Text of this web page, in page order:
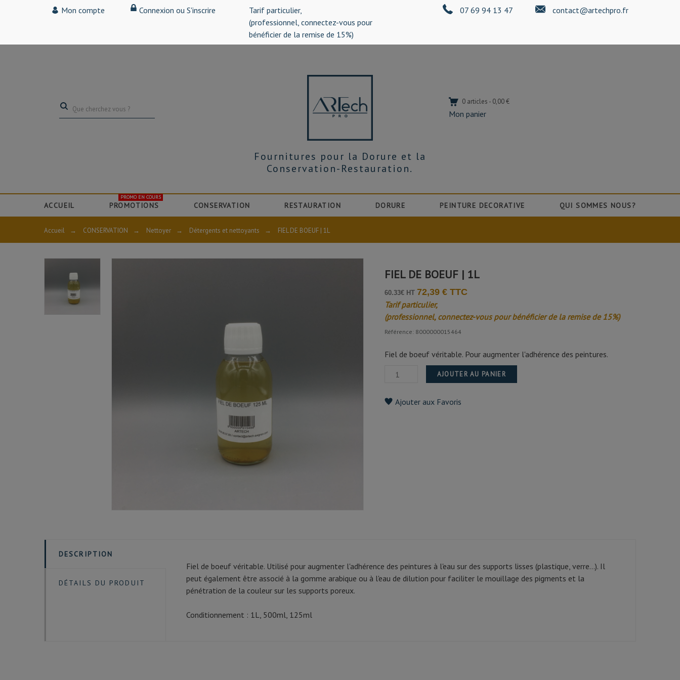
Mon compte Connexion ou S'inscrire
Tarif particulier,
(professionnel, connectez-vous pour
bénéficier de la remise de 15%)
07 69 94 13 47 contact@artechpro.fr
0 articles - 0,00 €
Mon panier
Fournitures pour la Dorure et la
Conservation-Restauration.
ACCUEIL PROMOTIONS
PROMO EN COURS
CONSERVATION RESTAURATION DORURE PEINTURE DECORATIVE QUI SOMMES NOUS?
Accueil → CONSERVATION → Nettoyer → Détergents et nettoyants → FIEL DE BOEUF | 1L
FIEL DE BOEUF | 1L
60.33€ HT 72,39 € TTC
Tarif particulier,
(professionnel, connectez-vous pour bénéficier de la remise de 15%)
Référence: 8000000015464
Fiel de boeuf véritable. Pour augmenter l'adhérence des peintures.
AJOUTER AU PANIER
Ajouter aux Favoris
DESCRIPTION
DÉTAILS DU PRODUIT
Fiel de boeuf véritable. Utilisé pour augmenter l'adhérence des peintures à l'eau sur des supports lisses (plastique, verre...). Il
peut également être associé à la gomme arabique ou à l'eau de dilution pour faciliter le mouillage des pigments et la
pénétration de la couleur sur les supports poreux.
Conditionnement : 1L, 500ml, 125ml